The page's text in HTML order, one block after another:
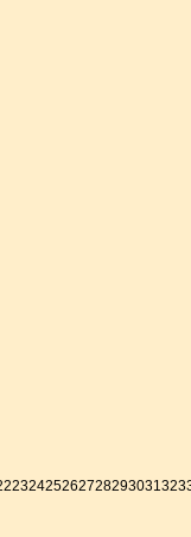
23242526272829303132